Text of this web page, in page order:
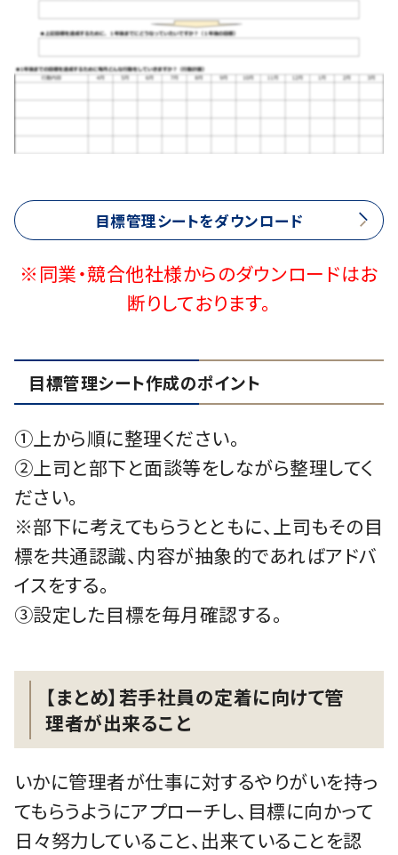
目標管理シートをダウンロード
※同業・競合他社様からのダウンロードはお
断りしております。
目標管理シート作成のポイント
①上から順に整理ください。
②上司と部下と面談等をしながら整理してく
ださい。
※部下に考えてもらうとともに、上司もその目
標を共通認識、内容が抽象的であればアドバ
イスをする。
③設定した目標を毎月確認する。
【まとめ】若手社員の定着に向けて管
理者が出来ること
いかに管理者が仕事に対するやりがいを持っ
てもらうようにアプローチし、目標に向かって
日々努力していること、出来ていることを認